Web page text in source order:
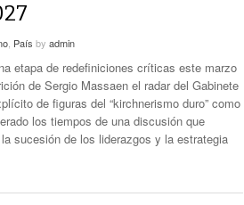
El Gobierno Saca
Los Granos
Devolver Ni Un Sólo Peso
Un Servicio Militar
Escuelas Del Delta
Con Una Demostración
En La Primera Línea
- 1 year ago
A Pepe Mujica Y Pidió
Libertarios
País by admin
etapa de redefiniciones críticas este marzo
de Sergio Massaen el radar del Gabinete
de figuras del “kirchnerismo duro” como
los tiempos de una discusión que
sucesión de los liderazgos y la estrategia